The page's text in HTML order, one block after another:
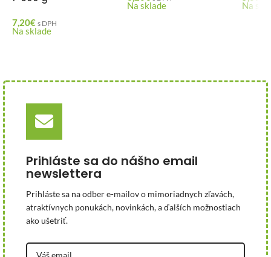
7,20€ s DPH
Na sklade
Na sklade Na
Prihláste sa do nášho email
newslettera
Prihláste sa na odber e-mailov o mimoriadnych zľavách,
atraktívnych ponukách, novinkách, a ďalších možnostiach
ako ušetriť.